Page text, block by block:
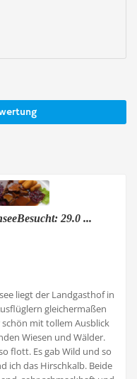
29.0 ...
liegt der Landgasthof in
gleichermaßen
mit tollem Ausblick
Wiesen und Wälder.
flott. Es gab Wild und so
ich das Hirschkalb. Beide